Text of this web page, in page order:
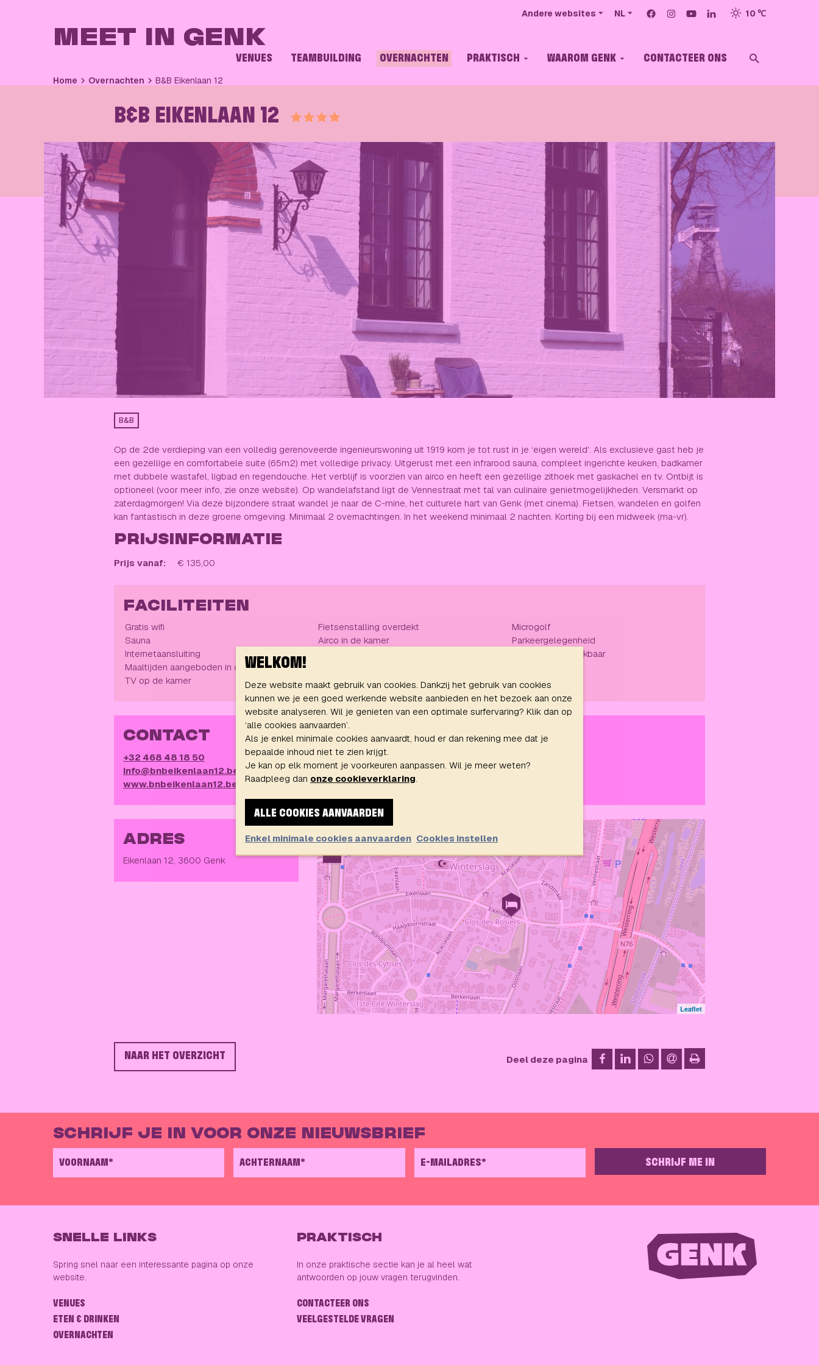
Andere websites NL Volg ons op
FacebookInstagramYouTubeLinkedIn10 ℃
MEET IN GENK
VENUES TEAMBUILDING OVERNACHTEN PRAKTISCH WAAROM GENK CONTACTEER ONS
ZOEKEN
Home Overnachten B&B Eikenlaan 12
B&B EIKENLAAN 12 Score van 4 sterren.
B&B
Op de 2de verdieping van een volledig gerenoveerde ingenieurswoning uit 1919 kom je tot rust in je ‘eigen wereld'. Als exclusieve gast heb je
een gezellige en comfortabele suite (65m2) met volledige privacy. Uitgerust met een infrarood sauna, compleet ingerichte keuken, badkamer
met dubbele wastafel, ligbad en regendouche. Het verblijf is voorzien van airco en heeft een gezellige zithoek met gaskachel en tv. Ontbijt is
optioneel (voor meer info, zie onze website). Op wandelafstand ligt de Vennestraat met tal van culinaire genietmogelijkheden. Versmarkt op
zaterdagmorgen! Via deze bijzondere straat wandel je naar de C-mine, het culturele hart van Genk (met cinema). Fietsen, wandelen en golfen
kan fantastisch in deze groene omgeving. Minimaal 2 overnachtingen. In het weekend minimaal 2 nachten. Korting bij een midweek (ma-vr).
PRIJSINFORMATIE
Prijs vanaf: € 135,00
FACILITEITEN
Gratis wifi
Sauna
Internetaansluiting
Maaltijden aangeboden in de uitbating
TV op de kamer
Fietsenstalling overdekt
Airco in de kamer
Serviesgoed
Microgolf
Parkeergelegenheid
Bedlinnen beschikbaar
CONTACT
+32 468 48 18 50
info@bnbeikenlaan12.be
www.bnbeikenlaan12.be
ADRES
Eikenlaan 12, 3600 Genk
+
−
Leaflet
NAAR HET OVERZICHT Deel deze pagina op Facebookop LinkedInop WhatsApp
via e-mail
SCHRIJF JE IN VOOR ONZE NIEUWSBRIEF
VOORNAAM* ACHTERNAAM* E-MAILADRES* GELIEVE DIT VELD LEEG TE LATEN
SCHRIJF ME IN
SNELLE LINKS
Spring snel naar een interessante pagina op onze
website.
VENUES
ETEN & DRINKEN
OVERNACHTEN
PRAKTISCH
In onze praktische sectie kan je al heel wat
antwoorden op jouw vragen terugvinden.
CONTACTEER ONS
VEELGESTELDE VRAGEN
WELKOM!
Deze website maakt gebruik van cookies. Dankzij het gebruik van cookies
kunnen we je een goed werkende website aanbieden en het bezoek aan onze
website analyseren. Wil je genieten van een optimale surfervaring? Klik dan op
‘alle cookies aanvaarden’.
Als je enkel minimale cookies aanvaardt, houd er dan rekening mee dat je
bepaalde inhoud niet te zien krijgt.
Je kan op elk moment je voorkeuren aanpassen. Wil je meer weten?
Raadpleeg dan onze cookieverklaring.
ALLE COOKIES AANVAARDEN
Enkel minimale cookies aanvaarden Cookies instellen